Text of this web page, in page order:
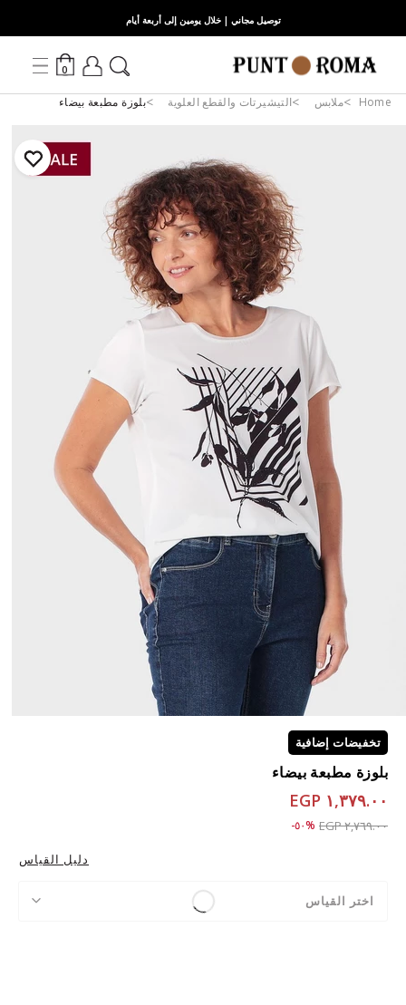
توصيل مجاني | خلال يومين إلى أربعة أيام
0
Home ملابس التيشيرتات والقطع العلوية بلوزة مطبعة بيضاء
تخفيضات إضافية
بلوزة مطبعة بيضاء
١,٣٧٩.٠٠ EGP
Price reduced from
٢,٧٦٩.٠٠ EGP to ١,٣٧٩.٠٠ EGP%٥٠-
دليل القياس
اختر القياس